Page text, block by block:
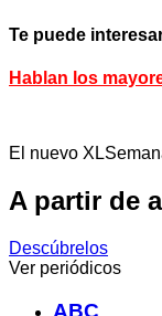
Te puede
Hablan los
El nuevo
A partir de
Descúbrelos
Ver periódicos
ABC